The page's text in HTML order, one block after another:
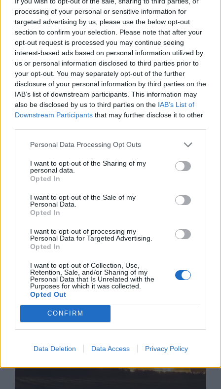
processing of your personal or sensitive information for
targeted advertising by us, please use the below opt-out
section to confirm your selection. Please note that after your
opt-out request is processed you may continue seeing
interest-based ads based on personal information utilized by
us or personal information disclosed to third parties prior to
your opt-out. You may separately opt-out of the further
disclosure of your personal information by third parties on the
IAB’s list of downstream participants. This information may
also be disclosed by us to third parties on the IAB’s List of
Downstream Participants that may further disclose it to other
Personal Data Processing Opt Outs
I want to opt-out of the Sharing of my
personal data.
Opted In
I want to opt-out of the Sale of my
Personal Data.
Opted In
I want to opt-out of processing my
Personal Data for Targeted Advertising.
Opted In
I want to opt-out of Collection, Use,
Retention, Sale, and/or Sharing of my
Personal Data that Is Unrelated with the
Purposes for which it was collected.
Opted Out
CONFIRM
Data Deletion Data Access Privacy Policy
Износът на електромобили от Китай
е нараснал със 120%
06.08.2026 / 16:30
Ню Йорк стана 14-ият щат на САЩ, в
06.08.2026 / 16:00